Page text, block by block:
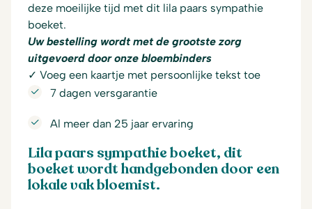
deze moeilijke tijd met dit lila paars sympathie
boeket.
Uw bestelling wordt met de grootste zorg
uitgevoerd door onze bloembinders
✓ Voeg een kaartje met persoonlijke tekst toe
7 dagen versgarantie
Al meer dan 25 jaar ervaring
Lila paars sympathie boeket, dit
boeket wordt handgebonden door een
lokale vak bloemist.